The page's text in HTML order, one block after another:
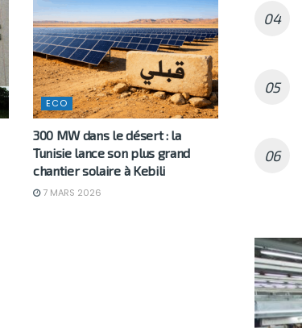
ECO
300 MW dans le désert : la
Tunisie lance son plus grand
chantier solaire à Kebili
7 MARS 2026